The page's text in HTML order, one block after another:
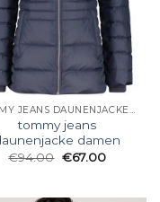
TOMMY JEANS DAUNENJACKE DAMEN
tommy jeans
damen
€94.00 €67.00